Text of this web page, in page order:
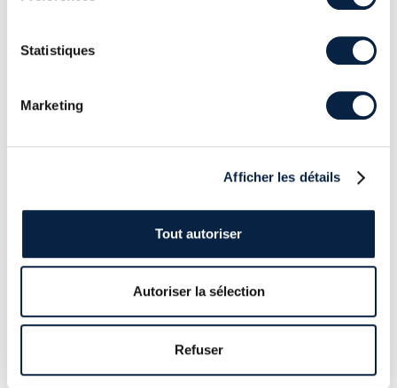
Statistiques
Marketing
Afficher les détails
Tout autoriser
Autoriser la sélection
Refuser
adc_select_input(4);
précédent.